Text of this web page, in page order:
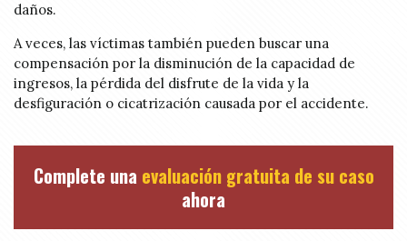
daños.
A veces, las víctimas también pueden buscar una
compensación por la disminución de la capacidad de
ingresos, la pérdida del disfrute de la vida y la
desfiguración o cicatrización causada por el accidente.
Complete una evaluación gratuita de su caso
ahora